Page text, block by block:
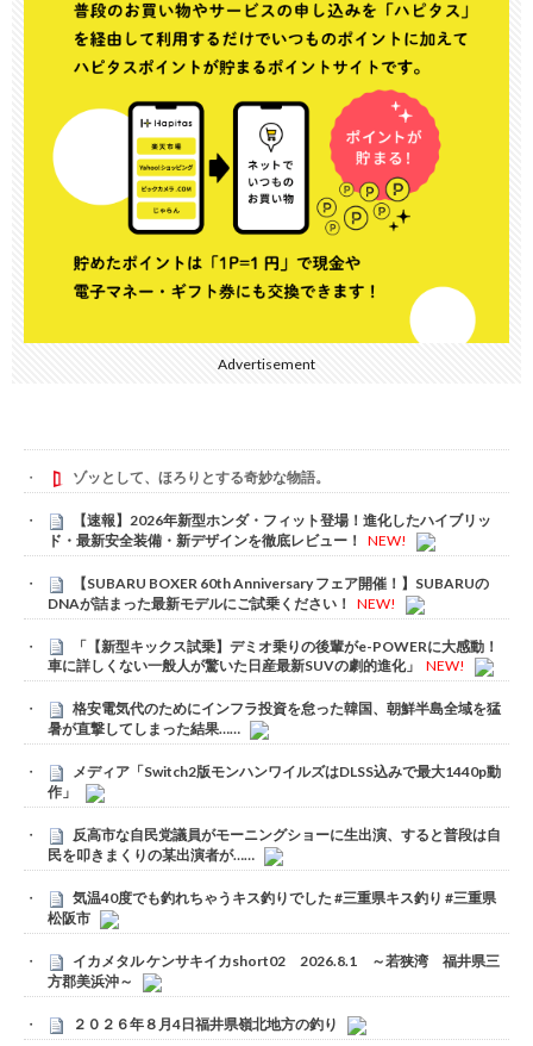
Advertisement
ゾッとして、ほろりとする奇妙な物語。
【速報】2026年新型ホンダ・フィット登場！進化したハイブリッ
ド・最新安全装備・新デザインを徹底レビュー！
NEW!
【SUBARU BOXER 60th Anniversary フェア開催！】SUBARUの
DNAが詰まった最新モデルにご試乗ください！
NEW!
「【新型キックス試乗】デミオ乗りの後輩がe-POWERに大感動！
車に詳しくない一般人が驚いた日産最新SUVの劇的進化」
NEW!
格安電気代のためにインフラ投資を怠った韓国、朝鮮半島全域を猛
暑が直撃してしまった結果……
メディア「Switch2版モンハンワイルズはDLSS込みで最大1440p動
作」
反高市な自民党議員がモーニングショーに生出演、すると普段は自
民を叩きまくりの某出演者が……
気温40度でも釣れちゃうキス釣りでした #三重県キス釣り #三重県
松阪市
イカメタル ケンサキイカshort02 2026.8.1 ～若狭湾 福井県三
方郡美浜沖～
２０２６年８月4日福井県嶺北地方の釣り